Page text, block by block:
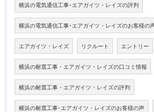
横浜の電気通信工事･エアガイツ・レイズの評判
横浜の電気通信工事･エアガイツ・レイズのお客様の
エアガイツ・レイズ リクルート エントリー
横浜の耐震工事・エアガイツ・レイズの口コミ情報
横浜の耐震工事・エアガイツ・レイズの評判
横浜の耐震工事･エアガイツ・レイズのお客様の声